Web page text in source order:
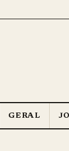
GERAL